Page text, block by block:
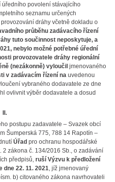
povolení stávajícího
seznamu určených
dráhy včetně dokladu o
průběhu zadávacího řízení
tuto součinnost neposkytuje, a
nebylo možné potřebné úřední
provozovatele dráhy regionální
(nezákonně) vyloučil jmenovaného
v zadávacím řízení na uvedenou
vybraného dodavatele ze dne
ovlivnit výběr dodavatele a dosud
II.
postupu zadavatele – Svazek obcí
Šumperská 775, 788 14 Rapotín –
Úřad pro ochranu hospodářské
zákona č. 134/2016 Sb., o zadávání
předpisů, ruší Výzvu k předložení
dne 22. 11. 2021, jíž jmenovaný
b) citovaného zákona navrhovateli